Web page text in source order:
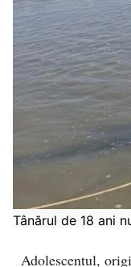
Tânărul de 18 ani
Adolescentul,